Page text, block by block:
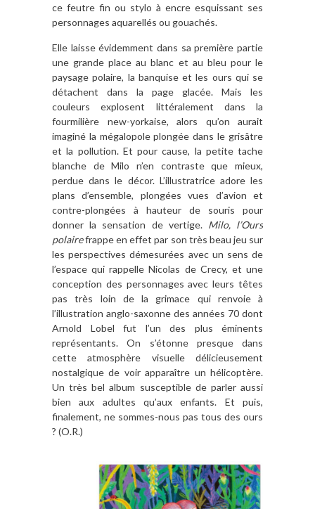
ce feutre fin ou stylo à encre esquissant ses
personnages aquarellés ou gouachés.
Elle laisse évidemment dans sa première partie
une grande place au blanc et au bleu pour le
paysage polaire, la banquise et les ours qui se
détachent dans la page glacée. Mais les
couleurs explosent littéralement dans la
fourmilière new-yorkaise, alors qu’on aurait
imaginé la mégalopole plongée dans le grisâtre
et la pollution. Et pour cause, la petite tache
blanche de Milo n’en contraste que mieux,
perdue dans le décor. L’illustratrice adore les
plans d’ensemble, plongées vues d’avion et
contre-plongées à hauteur de souris pour
donner la sensation de vertige. Milo, l’Ours
polairefrappe en effet par son très beau jeu sur
les perspectives démesurées avec un sens de
l’espace qui rappelle Nicolas de Crecy, et une
conception des personnages avec leurs têtes
pas très loin de la grimace qui renvoie à
l’illustration anglo-saxonne des années 70 dont
Arnold Lobel fut l’un des plus éminents
représentants. On s’étonne presque dans
cette atmosphère visuelle délicieusement
nostalgique de voir apparaître un hélicoptère.
Un très bel album susceptible de parler aussi
bien aux adultes qu’aux enfants. Et puis,
finalement, ne sommes-nous pas tous des ours
? (O.R.)